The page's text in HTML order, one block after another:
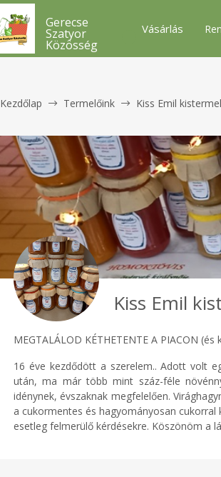
Gerecse
Szatyor
Közösség
Vásárlás
Kezdőlap Termelőink Kiss Emil
Kiss Emil
MEGTALÁLOD KÉTHETENTE A PIACON
16 éve kezdődött a szerelem.. Adott volt
után, ma már több mint száz-féle
idénynek, évszaknak megfelelően.
a cukormentes és hagyományosan
esetleg felmerülő kérdésekre. Köszönöm a